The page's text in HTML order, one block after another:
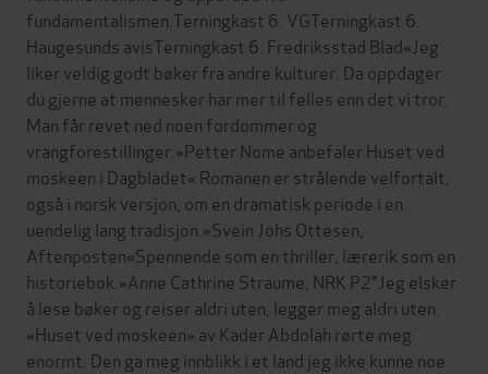
fundamentalismen.Terningkast 6. VGTerningkast 6.
Haugesunds avisTerningkast 6. Fredriksstad Blad«Jeg
liker veldig godt bøker fra andre kulturer. Da oppdager
du gjerne at mennesker har mer til felles enn det vi tror.
Man får revet ned noen fordommer og
vrangforestillinger.»Petter Nome anbefaler Huset ved
moskeen i Dagbladet« Romanen er strålende velfortalt,
også i norsk versjon, om en dramatisk periode i en
uendelig lang tradisjon.»Svein Johs Ottesen,
Aftenposten«Spennende som en thriller, lærerik som en
historiebok.»Anne Cathrine Straume, NRK P2"Jeg elsker
å lese bøker og reiser aldri uten, legger meg aldri uten.
«Huset ved moskeen» av Kader Abdolah rørte meg
enormt. Den ga meg innblikk i et land jeg ikke kunne noe